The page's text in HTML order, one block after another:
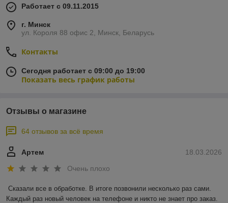
Работает с 09.11.2015
г. Минск
ул. Короля 88 офис 2, Минск, Беларусь
Контакты
Сегодня работает с 09:00 до 19:00
Показать весь график работы
Отзывы о магазине
64 отзывов за всё время
18.03.2026
Артем
Очень плохо
Сказали все в обработке. В итоге позвонили несколько раз сами.
Каждый раз новый человек на телефоне и никто не знает про заказ.